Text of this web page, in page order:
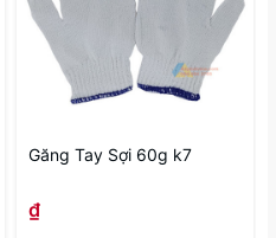
Găng Tay Sợi 60g k7
₫